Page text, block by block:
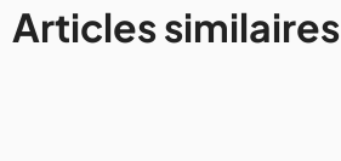
Articles similaires